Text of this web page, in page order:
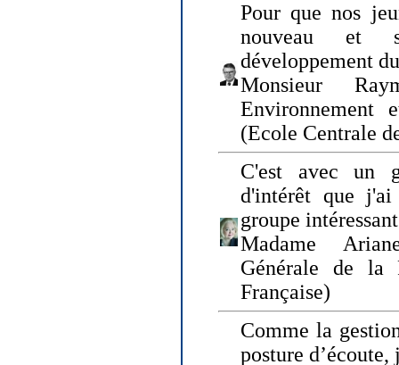
Pour que nos
nouveau et
développement
Monsieur
Environnement
(Ecole Centrale
C'est avec un
d'intérêt que
groupe
Madame
Générale de la
Française)
Comme la
posture